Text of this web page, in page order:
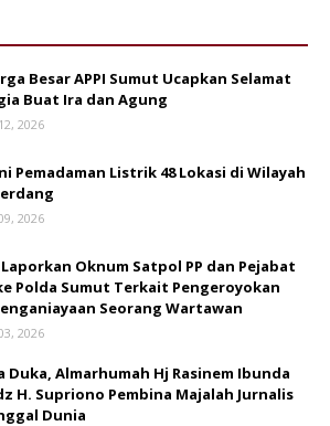
Besar APPI Sumut Ucapkan Selamat
Buat Ira dan Agung
2026
Pemadaman Listrik 48 Lokasi di Wilayah
2026
Oknum Satpol PP dan Pejabat
Polda Sumut Terkait Pengeroyokan
Seorang Wartawan
2026
Duka, Almarhumah Hj Rasinem Ibunda
H. Supriono Pembina Majalah Jurnalis
Dunia